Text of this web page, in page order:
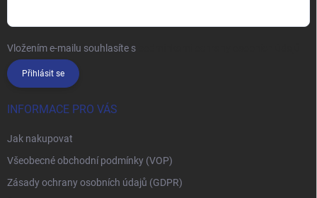
Vložením e-mailu souhlasíte s
Přihlásit se
INFORMACE PRO VÁS
Jak nakupovat
Všeobecné obchodní podmínky (VOP)
Zásady ochrany osobních údajů (GDPR)